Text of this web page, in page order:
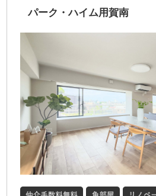
パーク・ハイム用賀南